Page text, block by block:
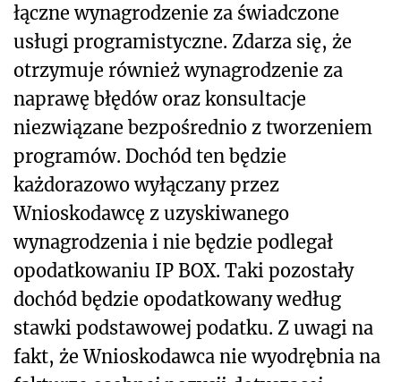
łączne wynagrodzenie za świadczone
usługi programistyczne. Zdarza się, że
otrzymuje również wynagrodzenie za
naprawę błędów oraz konsultacje
niezwiązane bezpośrednio z tworzeniem
programów. Dochód ten będzie
każdorazowo wyłączany przez
Wnioskodawcę z uzyskiwanego
wynagrodzenia i nie będzie podlegał
opodatkowaniu IP BOX. Taki pozostały
dochód będzie opodatkowany według
stawki podstawowej podatku. Z uwagi na
fakt, że Wnioskodawca nie wyodrębnia na